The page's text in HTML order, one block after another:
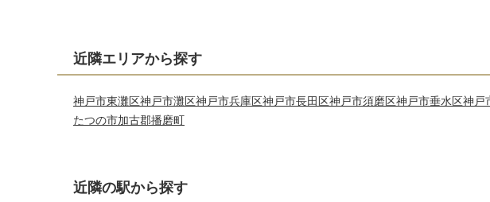
近隣エリアから探す
神戸市東灘区神戸市灘区神戸市兵庫区神戸市長田区神戸市須磨区神戸市垂水区神戸
たつの市加古郡播磨町
近隣の駅から探す